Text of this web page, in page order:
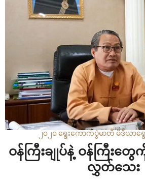
၂၀၂၀ ရွေးကောက်ပွဲမာတီ မီဒီယာရွ
ဝန်ကြီးချုပ်နဲ့ ဝန်ကြီးတွ
လွှတ်သေး